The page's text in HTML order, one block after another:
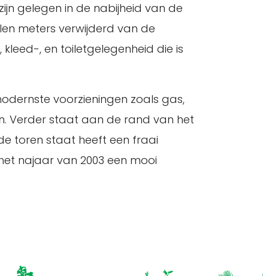
gelegen in de nabijheid van de
meters verwijderd van de
, en toiletgelegenheid die is
voorzieningen zoals gas,
Verder staat aan de rand van het
toren staat heeft een fraai
najaar van 2003 een mooi